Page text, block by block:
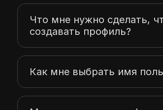
Что мне нужно сделать,
создавать профиль?
Как мне выбрать имя